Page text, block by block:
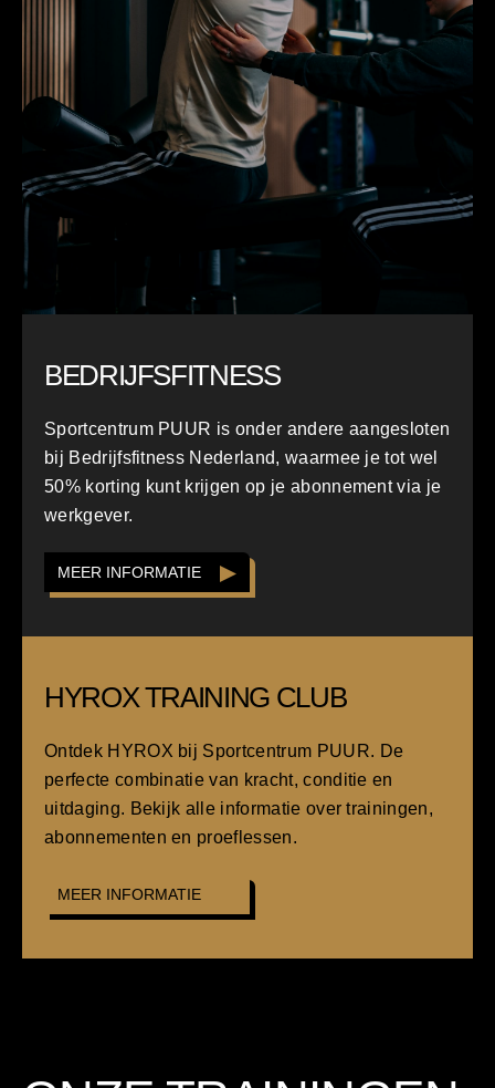
BEDRIJFSFITNESS
Sportcentrum PUUR is onder andere aangesloten
bij Bedrijfsfitness Nederland, waarmee je tot wel
50% korting kunt krijgen op je abonnement via je
werkgever.
MEER INFORMATIE
HYROX TRAINING CLUB
Ontdek HYROX bij Sportcentrum PUUR. De
perfecte combinatie van kracht, conditie en
uitdaging. Bekijk alle informatie over trainingen,
abonnementen en proeflessen.
MEER INFORMATIE